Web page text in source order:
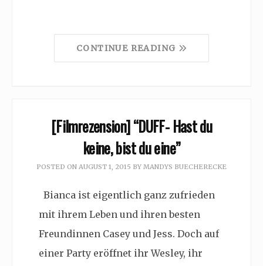
CONTINUE READING
[Filmrezension] “DUFF- Hast du
keine, bist du eine”
POSTED ON AUGUST 1, 2015 BY MANDYS BUECHERECKE
Bianca ist eigentlich ganz zufrieden
mit ihrem Leben und ihren besten
Freundinnen Casey und Jess. Doch auf
einer Party eröffnet ihr Wesley, ihr